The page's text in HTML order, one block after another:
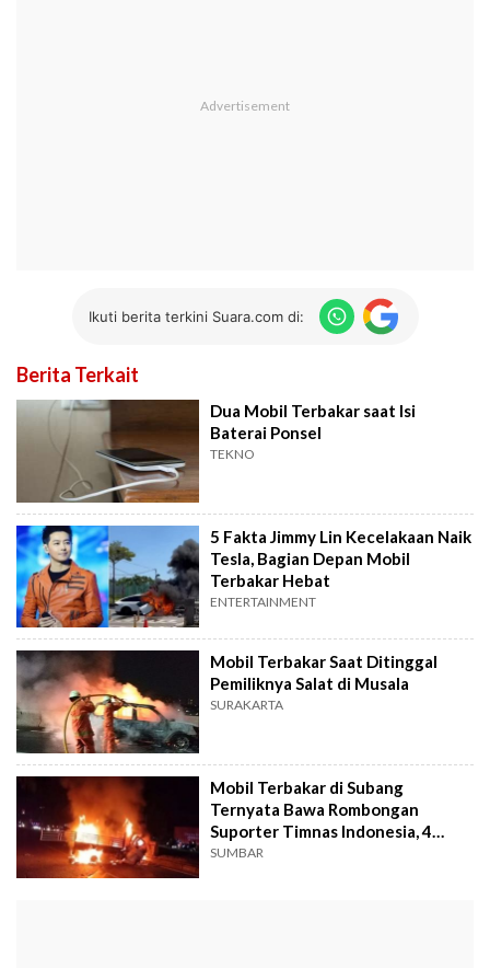
Ikuti berita terkini Suara.com di:
Berita Terkait
Dua Mobil Terbakar saat Isi
Baterai Ponsel
TEKNO
5 Fakta Jimmy Lin Kecelakaan Naik
Tesla, Bagian Depan Mobil
Terbakar Hebat
ENTERTAINMENT
Mobil Terbakar Saat Ditinggal
Pemiliknya Salat di Musala
SURAKARTA
Mobil Terbakar di Subang
Ternyata Bawa Rombongan
Suporter Timnas Indonesia, 4
Orang Tewas Pulang Nonton Laga
SUMBAR